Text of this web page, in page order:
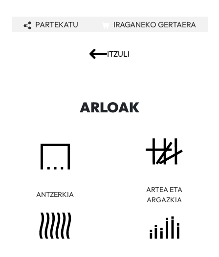
ITZULI
PARTEKATU IRAGANEKO GERTAERA
ARLOAK
ANTZERKIA
ARTEA ETA
ARGAZKIA